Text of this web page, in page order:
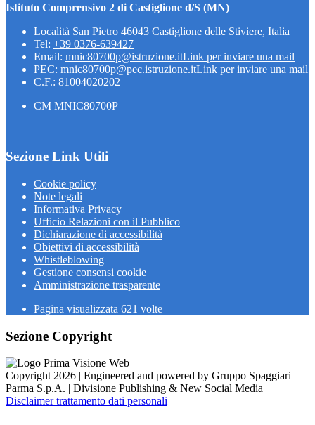
Istituto Comprensivo 2 di Castiglione d/S (MN)
Località San Pietro 46043 Castiglione delle Stiviere, Italia
Tel: +39 0376-639427
Email: mnic80700p@istruzione.itLink per inviare una mail
PEC: mnic80700p@pec.istruzione.itLink per inviare una mail
C.F.: 81004020202
CM MNIC80700P
Sezione Link Utili
Cookie policy
Note legali
Informativa Privacy
Ufficio Relazioni con il Pubblico
Dichiarazione di accessibilità
Obiettivi di accessibilità
Whistleblowing
Gestione consensi cookie
Amministrazione trasparente
Pagina visualizzata 621 volte
Sezione Copyright
Copyright 2026 | Engineered and powered by Gruppo Spaggiari
Parma S.p.A. | Divisione Publishing & New Social Media
Disclaimer trattamento dati personali